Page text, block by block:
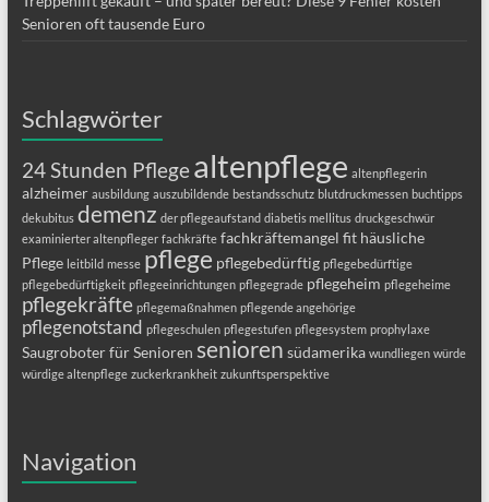
Senioren oft tausende Euro
Schlagwörter
24 Stunden Pflegealtenpflege altenpflegerin
alzheimer ausbildung auszubildende bestandsschutz blutdruckmessen buchtipps
dekubitus demenz der pflegeaufstand diabetis mellitus druckgeschwür
examinierter altenpfleger fachkräfte fachkräftemangel fit häusliche
Pflege leitbild messe pflege pflegebedürftig pflegebedürftige
pflegebedürftigkeit pflegeeinrichtungen pflegegrade pflegeheim pflegeheime
pflegekräfte pflegemaßnahmen pflegende angehörige
pflegenotstand pflegeschulen pflegestufen pflegesystem prophylaxe
Saugroboter für Senioren senioren südamerika wundliegen würde
würdige altenpflege zuckerkrankheit zukunftsperspektive
Navigation